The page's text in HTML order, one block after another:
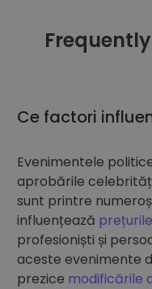
Ce factori
Evenimentele
aprobările
sunt printre
influențează
profesioniști și
aceste evenimente
prezice modificările